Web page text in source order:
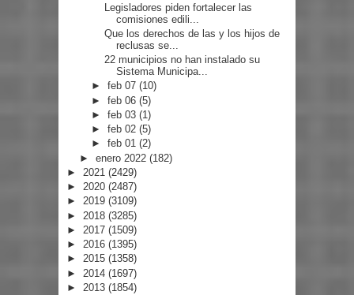
Legisladores piden fortalecer las
comisiones edili...
Que los derechos de las y los hijos de
reclusas se...
22 municipios no han instalado su
Sistema Municipa...
►feb 07(10)
►feb 06(5)
►feb 03(1)
►feb 02(5)
►feb 01(2)
► enero 2022 (182)
► 2021 (2429)
► 2020 (2487)
► 2019 (3109)
► 2018 (3285)
► 2017 (1509)
► 2016 (1395)
► 2015 (1358)
► 2014 (1697)
► 2013 (1854)